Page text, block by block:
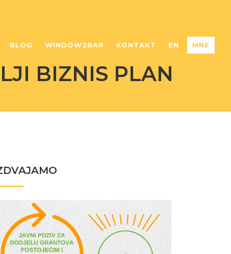
BLOG WINDOW2BAR KONTAKT EN MNE
BIZNIS PLAN